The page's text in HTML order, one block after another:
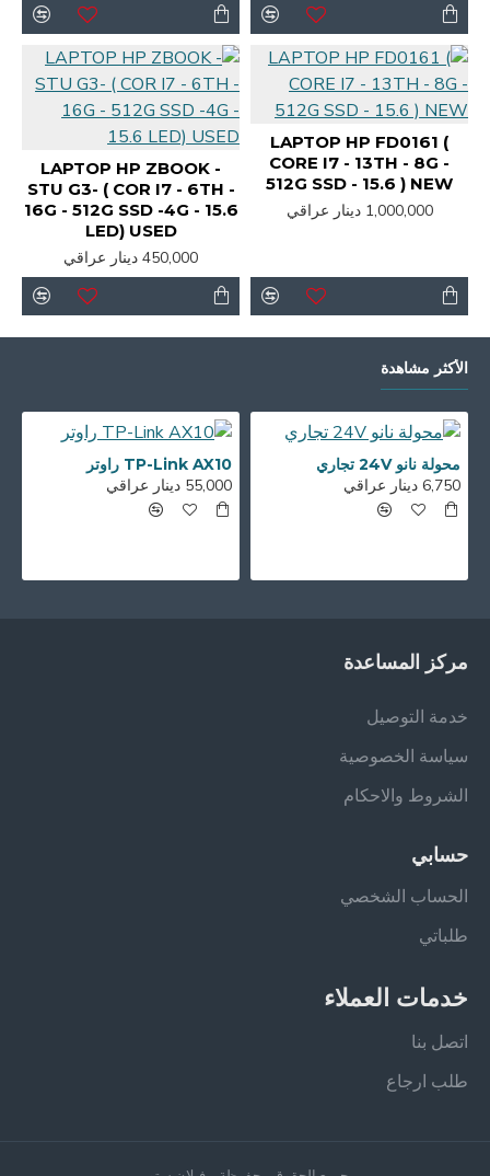
LAPTOP HP FD0161 (
CORE I7 - 13TH - 8G -
512G SSD - 15.6 ) NEW
1,000,000 دينار عراقي
LAPTOP HP ZBOOK -
STU G3- ( COR I7 - 6TH -
16G - 512G SSD -4G - 15.6
LED) USED
450,000 دينار عراقي
الأكثر مشاهدة
محولة نانو 24V تجاري
6,750 دينار عراقي
TP-Link AX10 راوتر
55,000 دينار عراقي
مركز المساعدة
خدمة التوصيل
سياسة الخصوصية
الشروط والاحكام
حسابي
الحساب الشخصي
طلباتي
خدمات العملاء
اتصل بنا
طلب ارجاع